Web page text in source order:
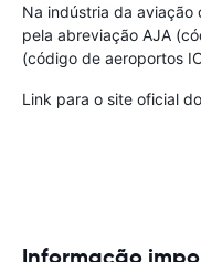
Na indústria da aviação
pela abreviação AJA
(código de aeroportos
Link para o site oficial do